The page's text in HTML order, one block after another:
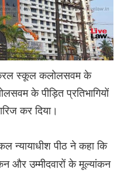
केरल स्कूल कलोलसवम के
के पीड़ित प्रतिभागियों
कर दिया।
न्यायाधीश पीठ ने कहा कि
और उम्मीदवारों के मूल्यांकन